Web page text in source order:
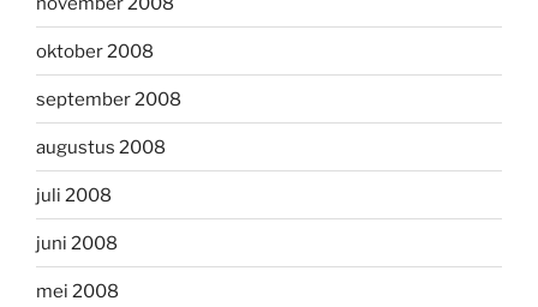
oktober 2008
september 2008
augustus 2008
juli 2008
juni 2008
mei 2008